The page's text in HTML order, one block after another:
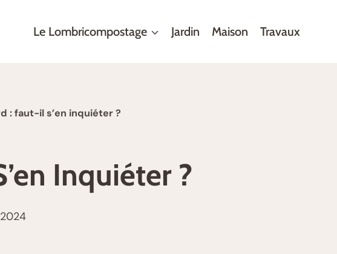
Le Lombricompostage Jardin Maison Travaux
: faut-il s’en inquiéter ?
Inquiéter ?